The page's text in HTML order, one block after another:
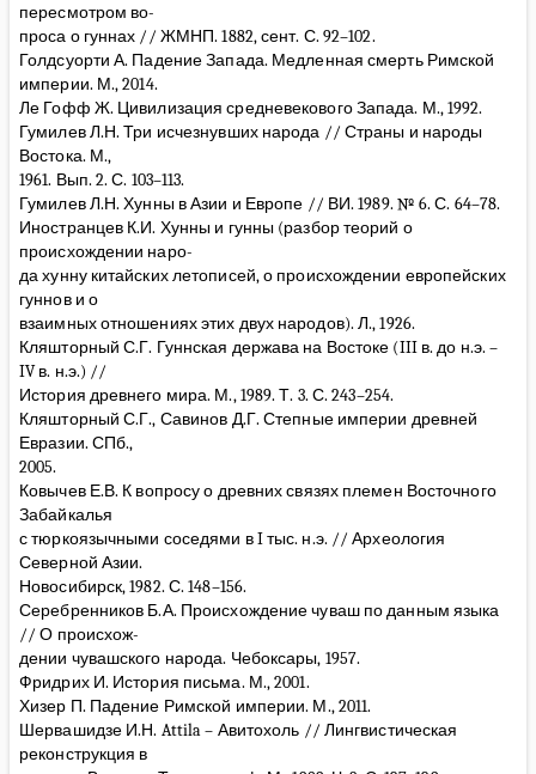
пересмотром во-
проса о гуннах // ЖМНП. 1882, сент. С. 92–102.
Голдсуорти А. Падение Запада. Медленная смерть Римской
империи. М., 2014.
Ле Гофф Ж. Цивилизация средневекового Запада. М., 1992.
Гумилев Л.Н. Три исчезнувших народа // Страны и народы
Востока. М.,
1961. Вып. 2. С. 103–113.
Гумилев Л.Н. Хунны в Азии и Европе // ВИ. 1989. № 6. С. 64–78.
Иностранцев К.И. Хунны и гунны (разбор теорий о
происхождении наро-
да хунну китайских летописей, о происхождении европейских
гуннов и о
взаимных отношениях этих двух народов). Л., 1926.
Кляшторный С.Г. Гуннская держава на Востоке (III в. до н.э. –
IV в. н.э.) //
История древнего мира. М., 1989. Т. 3. С. 243–254.
Кляшторный С.Г., Савинов Д.Г. Степные империи древней
Евразии. СПб.,
2005.
Ковычев Е.В. К вопросу о древних связях племен Восточного
Забайкалья
с тюркоязычными соседями в I тыс. н.э. // Археология
Северной Азии.
Новосибирск, 1982. С. 148–156.
Серебренников Б.А. Происхождение чуваш по данным языка
// О происхож-
дении чувашского народа. Чебоксары, 1957.
Фридрих И. История письма. М., 2001.
Хизер П. Падение Римской империи. М., 2011.
Шервашидзе И.Н. Attila – Авитохоль // Лингвистическая
реконструкция в